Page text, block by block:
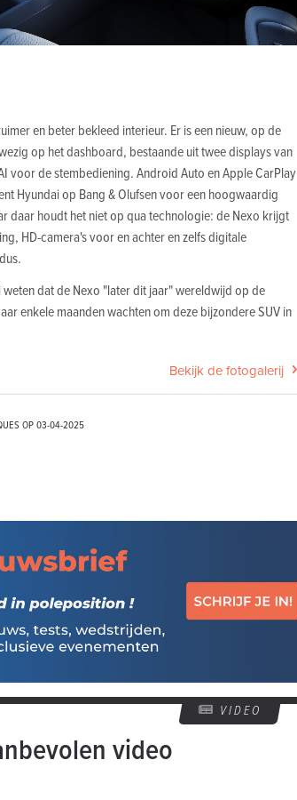
en beter bekleed interieur. Er is een nieuw, op de
op het dashboard, bestaande uit twee displays van
voor de stembediening. Android Auto en Apple CarPlay
Hyundai op Bang & Olufsen voor een hoogwaardig
daar houdt het niet op qua technologie: de Nexo krijgt
HD-camera's voor en achter en zelfs digitale
dat de Nexo "later dit jaar" wereldwijd op de
enkele maanden wachten om deze bijzondere SUV in
Bekijk de fotogalerij
OP03-04-2025
VIDEO
video